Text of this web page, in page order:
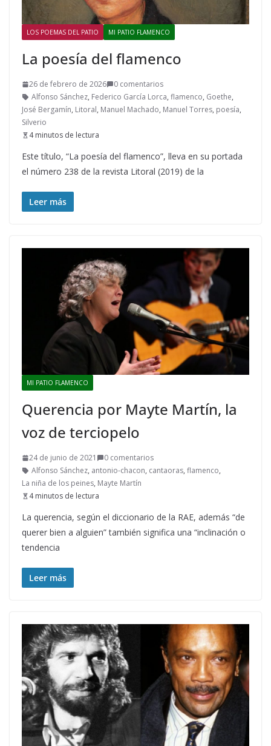
LOS POEMAS DEL PATIO MI PATIO FLAMENCO
La poesía del flamenco
26 de febrero de 2026
0 comentarios
Alfonso Sánchez, Federico García Lorca, flamenco, Goethe,
José Bergamín, Litoral, Manuel Machado, Manuel Torres, poesía,
Silverio
4 minutos de lectura
Este título, “La poesía del flamenco”, lleva en su portada
el número 238 de la revista Litoral (2019) de la
Leer más
MI PATIO FLAMENCO
Querencia por Mayte Martín, la
voz de terciopelo
24 de junio de 2021
0 comentarios
Alfonso Sánchez, antonio-chacon, cantaoras, flamenco,
La niña de los peines, Mayte Martín
4 minutos de lectura
La querencia, según el diccionario de la RAE, además “de
querer bien a alguien” también significa una “inclinación o
tendencia
Leer más